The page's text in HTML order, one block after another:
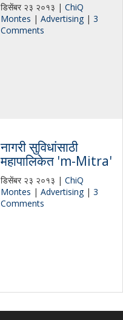
डिसेंबर २३ २०१३ | ChiQ
Montes | Advertising | 3
Comments
नागरी सुविधांसाठी
महापालिकेत 'm-Mitra'
डिसेंबर २३ २०१३ | ChiQ
Montes | Advertising| 3
Comments